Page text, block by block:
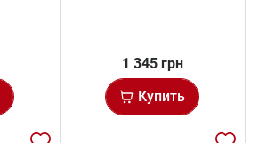
1 345 грн
Купить